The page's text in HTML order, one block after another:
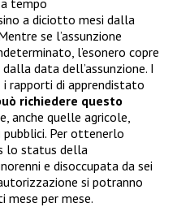
a diciotto mesi dalla
se l’assunzione
l’esonero copre
data dell’assunzione. I
rapporti di apprendistato
richiedere questo
anche quelle agricole,
Per ottenerlo
lo status della
e disoccupata da sei
si potranno
mese per mese.